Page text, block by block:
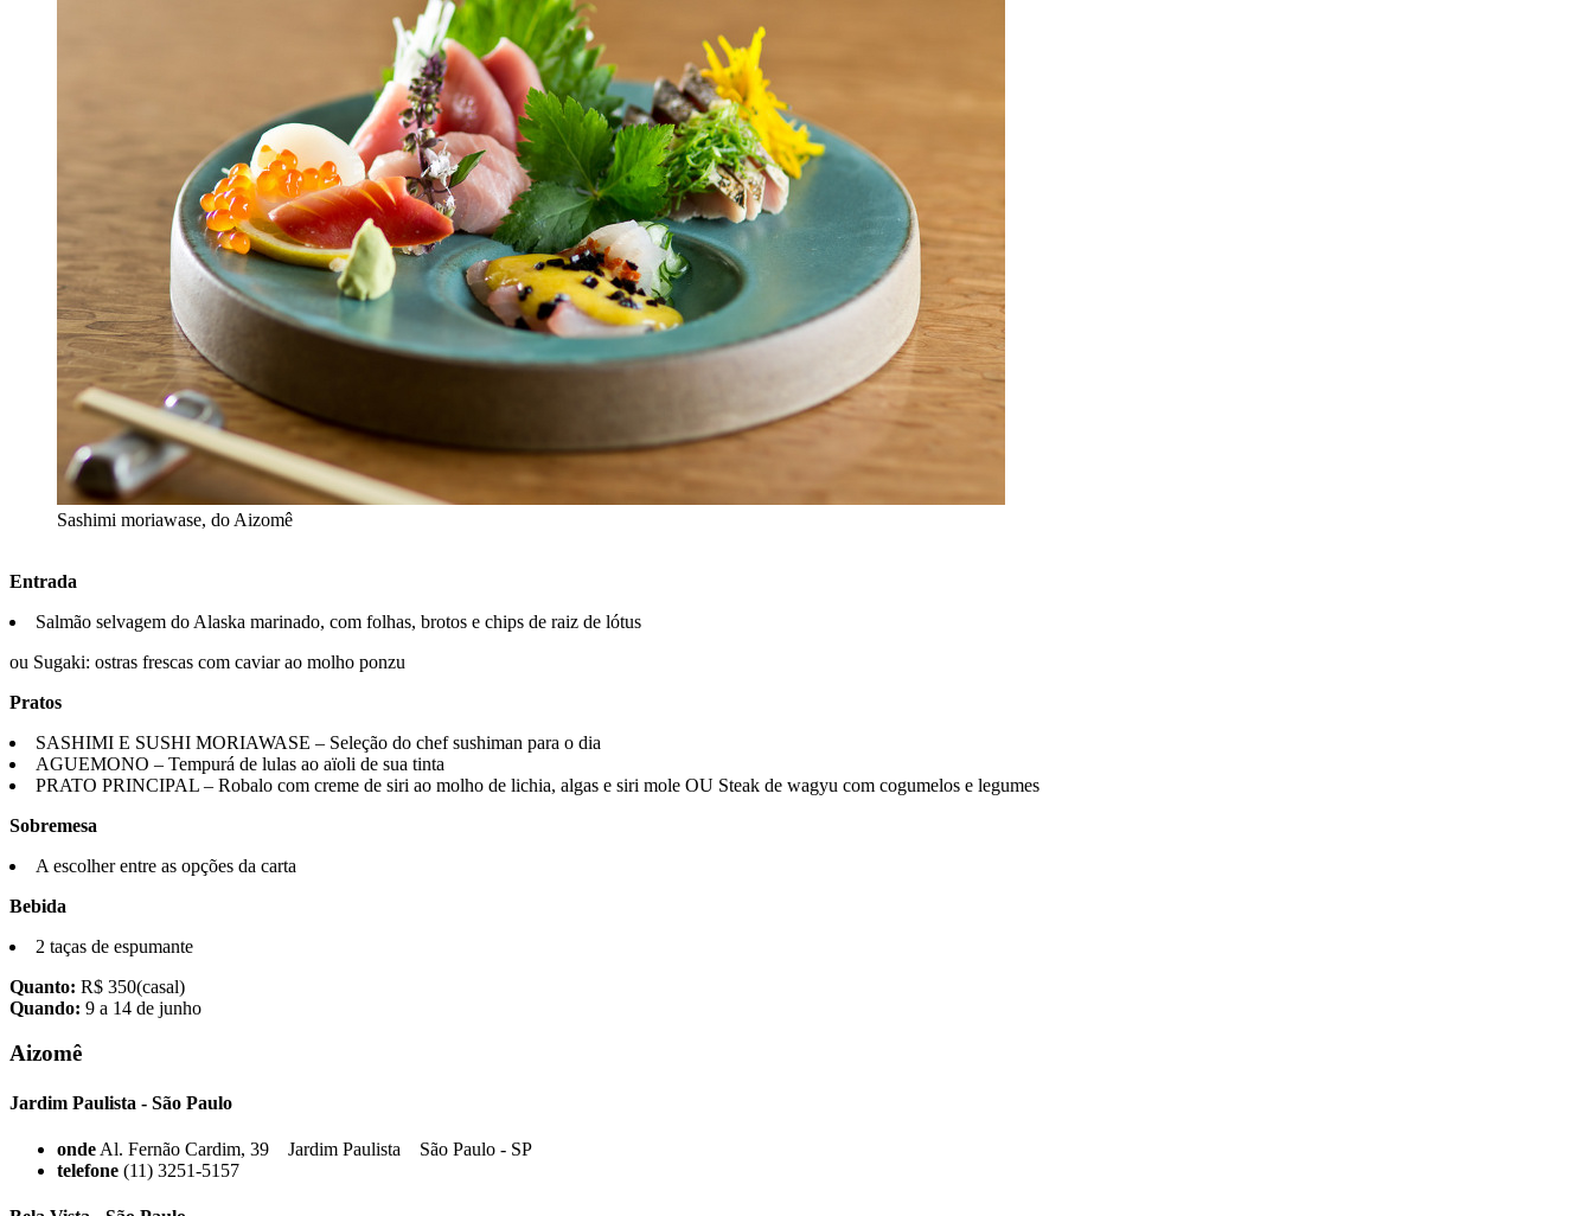
Sashimi moriawase, do Aizomê
Entrada
Salmão selvagem do Alaska marinado, com folhas, brotos e chips de raiz de lótus
ou Sugaki: ostras frescas com caviar ao molho ponzu
Pratos
SASHIMI E SUSHI MORIAWASE – Seleção do chef sushiman para o dia
AGUEMONO – Tempurá de lulas ao aïoli de sua tinta
PRATO PRINCIPAL – Robalo com creme de siri ao molho de lichia, algas e siri mole OU Steak de wagyu com cogumelos e legumes
Sobremesa
A escolher entre as opções da carta
Bebida
2 taças de espumante
Quanto: R$ 350(casal)
Quando: 9 a 14 de junho
Aizomê
Jardim Paulista - São Paulo
onde Al. Fernão Cardim, 39 Jardim Paulista São Paulo - SP
telefone (11) 3251-5157